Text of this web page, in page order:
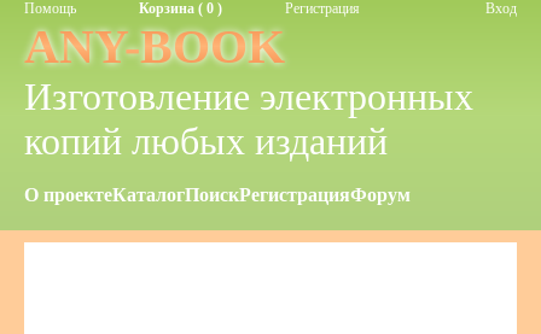
Помощь Корзина ( 0 ) Регистрация Вход
ANY-BOOK
Изготовление электронных
копий любых изданий
О проектеКаталогПоискРегистрацияФорум